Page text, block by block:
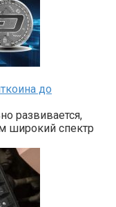
до
развивается,
широкий спектр